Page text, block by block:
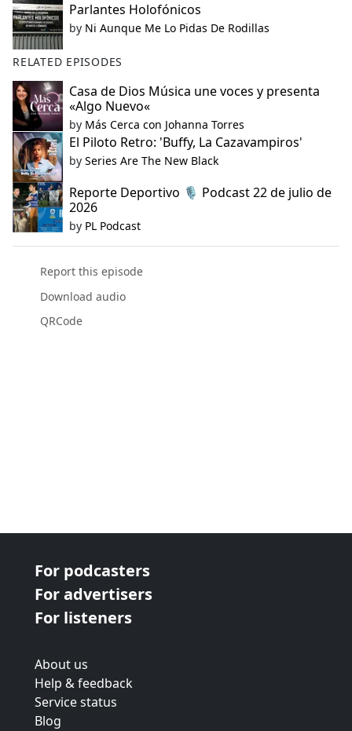
Parlantes Holofónicos
by Ni Aunque Me Lo Pidas De Rodillas
RELATED EPISODES
Casa de Dios Música une voces y presenta
«Algo Nuevo«
by Más Cerca con Johanna Torres
El Piloto Retro: 'Buffy, La Cazavampiros'
by Series Are The New Black
Reporte Deportivo 🎙️ Podcast 22 de julio de
2026
by PL Podcast
Report this episode
Download audio
QRCode
For podcasters
For advertisers
For listeners
About us
Help & feedback
Service status
Blog